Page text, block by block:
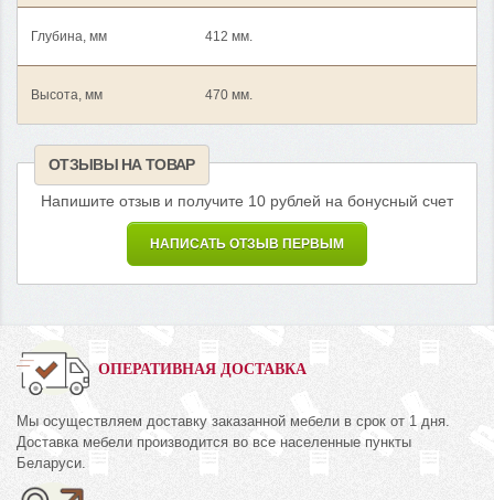
Глубина, мм 412 мм.
Высота, мм 470 мм.
ОТЗЫВЫ НА ТОВАР
Напишите отзыв и получите 10 рублей на бонусный счет
НАПИСАТЬ ОТЗЫВ ПЕРВЫМ
ОПЕРАТИВНАЯ ДОСТАВКА
Мы осуществляем доставку заказанной мебели в срок от 1 дня.
Доставка мебели производится во все населенные пункты
Беларуси.